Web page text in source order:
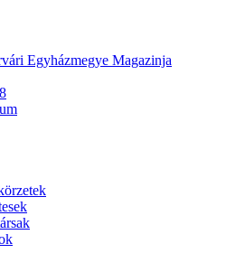
Egyházmegye Magazinja